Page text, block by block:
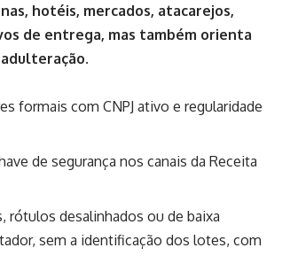
hotéis, mercados, atacarejos,
de entrega, mas também orienta
formais com CNPJ ativo e regularidade
de segurança nos canais da Receita
rótulos desalinhados ou de baixa
sem a identificação dos lotes, com